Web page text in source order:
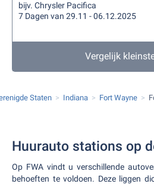
bijv. Chrysler Pacifica
7 Dagen van 29.11 - 06.12.2025
Vergelijk
Staten Indiana Fort Wayne
Huurauto stations op
Op FWA vindt u verschillende
behoeften te voldoen. Deze liggen